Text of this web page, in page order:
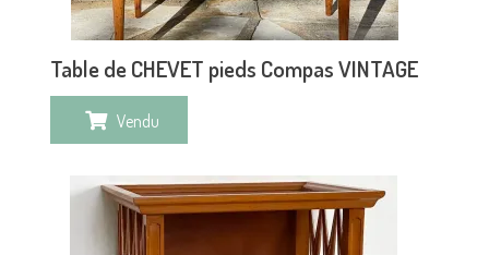
Table de CHEVET pieds Compas VINTAGE
Vendu